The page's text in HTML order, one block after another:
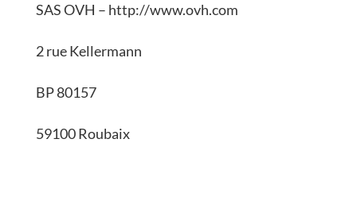
SAS OVH – http://www.ovh.com
2 rue Kellermann
BP 80157
59100 Roubaix